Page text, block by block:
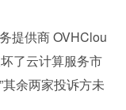
提供商 OVHClou
了云计算服务市
余两家投诉方未